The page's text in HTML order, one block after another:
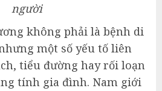
người
không phải là bệnh di
một số yếu tố liên
tiểu đường hay rối loạn
tính gia đình. Nam giới